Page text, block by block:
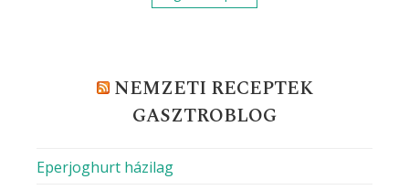
NEMZETI RECEPTEK
GASZTROBLOG
Eperjoghurt házilag